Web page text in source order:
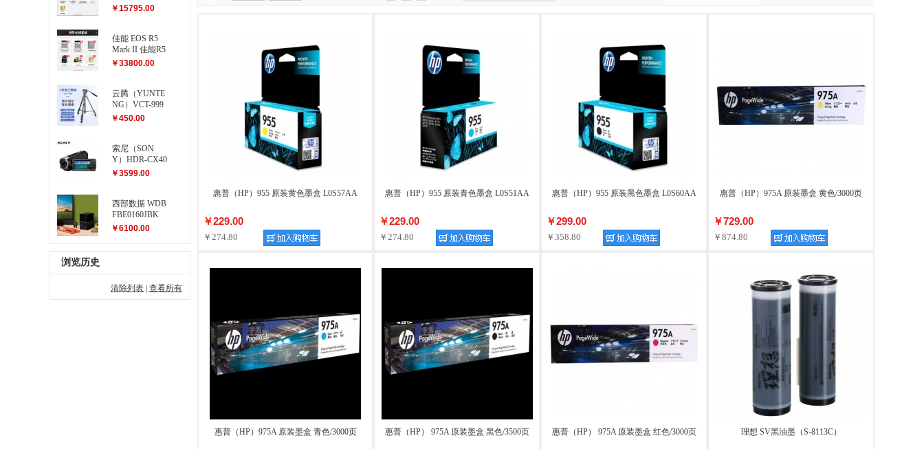
惠普（HP）955 原装黄色墨盒 L0S57AA
￥229.00
￥274.80
惠普（HP）955 原装青色墨盒 L0S51AA
￥229.00
￥274.80
惠普（HP）955 原装黑色墨盒 L0S60AA
￥299.00
￥358.80
惠普（HP）975A 原装墨盒 黄色/3000页
￥729.00
￥874.80
惠普（HP）975A 原装墨盒 青色/3000页 惠普（HP） 975A 原装墨盒 黑色/3500页 惠普（HP） 975A 原装墨盒 红色/3000页 理想 SV黑油墨（S-8113C）
SM 滤镜防护
￥15795.00
佳能 EOS R5
Mark II 佳能R5
二代...
￥33800.00
云腾（YUNTE
NG）VCT-999
大型三脚架
￥450.00
索尼（SON
Y）HDR-CX40
5 高清数码摄
￥3599.00
西部数据 WDB
FBE0160JBK
My Book Duo...
￥6100.00
浏览历史
清除列表 查看所有